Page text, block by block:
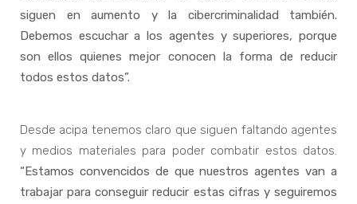
siguen en aumento y la cibercriminalidad también.
Debemos escuchar a los agentes y superiores, porque
son ellos quienes mejor conocen la forma de reducir
todos estos datos”.
Desde acipa tenemos claro que siguen faltando agentes
y medios materiales para poder combatir estos datos.
“Estamos convencidos de que nuestros agentes van a
trabajar para conseguir reducir estas cifras y seguiremos